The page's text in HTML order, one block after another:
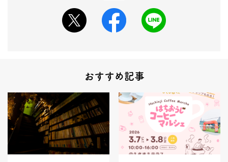
おすすめ記事